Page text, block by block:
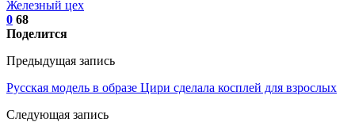
Железный цех
0 68
Поделится
Предыдущая запись
Русская модель в образе Цири сделала косплей для взрослых
Следующая запись